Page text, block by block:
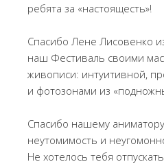
ребята за «настоящесть»!
Спасибо Лене Лисовенко
наш Фестиваль своими
живописи: интуитивной,
и фотозонами из
Спасибо нашему
неутомимость и
Не хотелось тебя